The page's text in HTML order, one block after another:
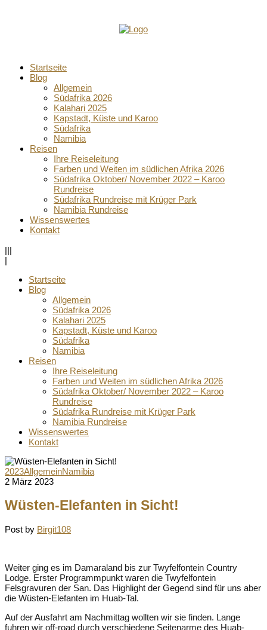
Startseite
Blog
Allgemein
Südafrika 2026
Kalahari 2025
Kapstadt, Küste und Karoo
Südafrika
Namibia
Reisen
Ihre Reiseleitung
Farben und Weiten im südlichen Afrika 2026
Südafrika Oktober/ November 2022 – Karoo
Rundreise
Südafrika Rundreise mit Krüger Park
Namibia Rundreise
Wissenswertes
Kontakt
|||
|
Startseite
Blog
Allgemein
Südafrika 2026
Kalahari 2025
Kapstadt, Küste und Karoo
Südafrika
Namibia
Reisen
Ihre Reiseleitung
Farben und Weiten im südlichen Afrika 2026
Südafrika Oktober/ November 2022 – Karoo
Rundreise
Südafrika Rundreise mit Krüger Park
Namibia Rundreise
Wissenswertes
Kontakt
2023AllgemeinNamibia
2 März 2023
Wüsten-Elefanten in Sicht!
Post by Birgit108
Weiter ging es im Damaraland bis zur Twyfelfontein Country
Lodge. Erster Programmpunkt waren die Twyfelfontein
Felsgravuren der San. Das Highlight der Gegend sind für uns aber
die Wüsten-Elefanten im Huab-Tal.
Auf der Ausfahrt am Nachmittag wollten wir sie finden. Lange
fuhren wir off-road durch verschiedene Seitenarme des Huab-